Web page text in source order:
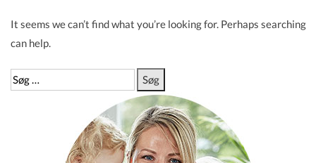
It seems we can’t find what you’re looking for. Perhaps searching
can help.
Søg